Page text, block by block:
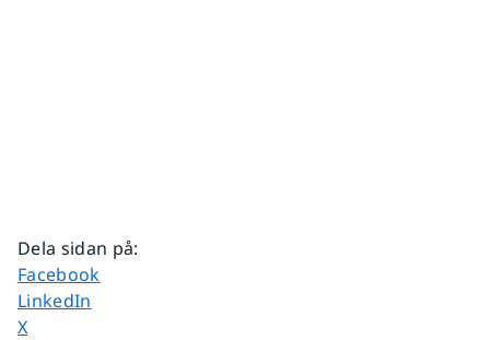
Dela sidan på:
Dela sidan på
Facebook
Dela sidan på
LinkedIn
Dela sidan på
X